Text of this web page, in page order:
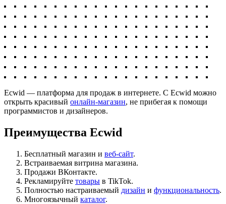
Ecwid — платформа для продаж в интернете. С Ecwid можно
открыть красивый онлайн-магазин, не прибегая к помощи
программистов и дизайнеров.
Преимущества Ecwid
Бесплатный магазин и веб-сайт.
Встраиваемая витрина магазина.
Продажи ВКонтакте.
Рекламируйте товары в TikTok.
Полностью настраиваемый дизайн и функциональность.
Многоязычный каталог.